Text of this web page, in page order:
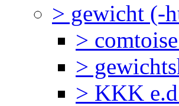
> gewicht (-
>
>
> KKK